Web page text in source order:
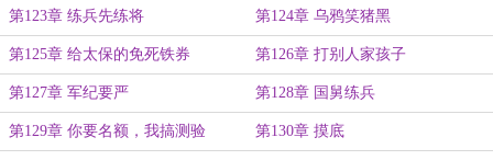
第123章 练兵先练将 第124章 乌鸦笑猪黑
第125章 给太保的免死铁券 第126章 打别人家孩子
第127章 军纪要严 第128章 国舅练兵
第129章 你要名额，我搞测验 第130章 摸底